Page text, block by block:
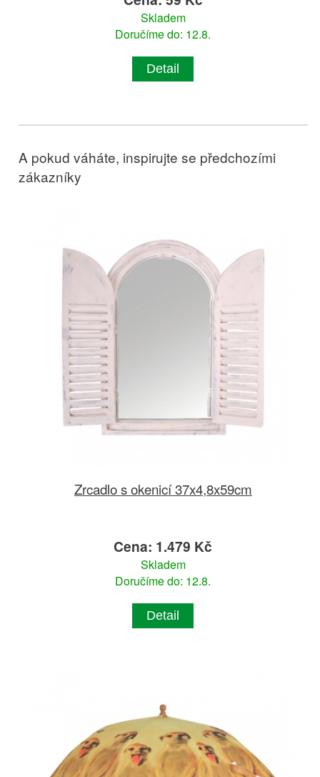
Skladem
Doručíme do: 12.8.
Detail
A pokud váháte, inspirujte se předchozími
zákazníky
Zrcadlo s okenicí 37x4,8x59cm
Cena: 1.479 Kč
Skladem
Doručíme do: 12.8.
Detail